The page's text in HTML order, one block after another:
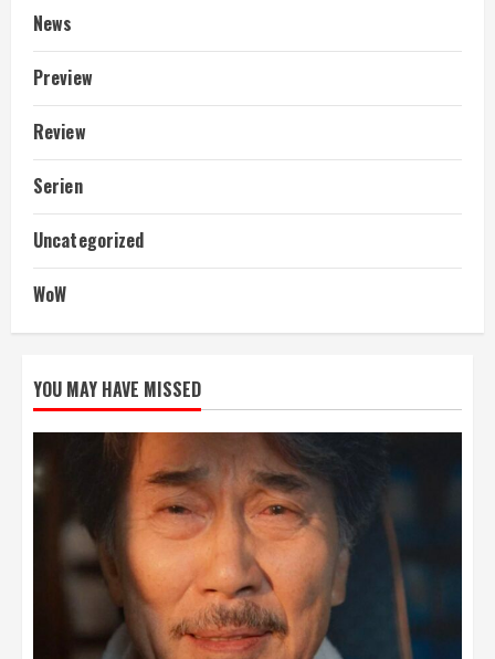
News
Preview
Review
Serien
Uncategorized
WoW
YOU MAY HAVE MISSED